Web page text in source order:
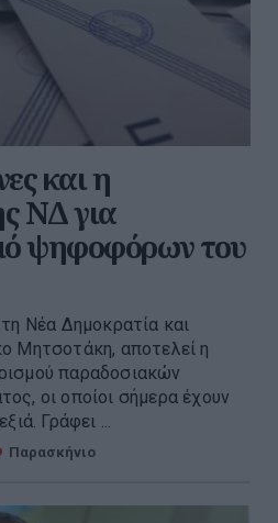
και η
ΝΔ για
ψηφοφόρων του
Νέα Δημοκρατία και
Μητσοτάκη, αποτελεί η
παραδοσιακών
οι οποίοι σήμερα έχουν
Γράφει ...
Παρασκήνιο